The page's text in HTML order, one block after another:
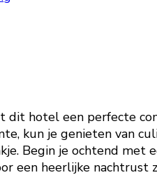
hotel een perfecte
kun je genieten van
Begin je ochtend
een heerlijke